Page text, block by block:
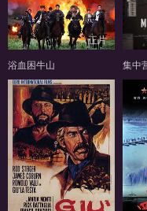
正片
浴血困牛山
集中